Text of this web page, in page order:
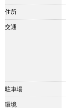
住所
交通
駐車場
環境